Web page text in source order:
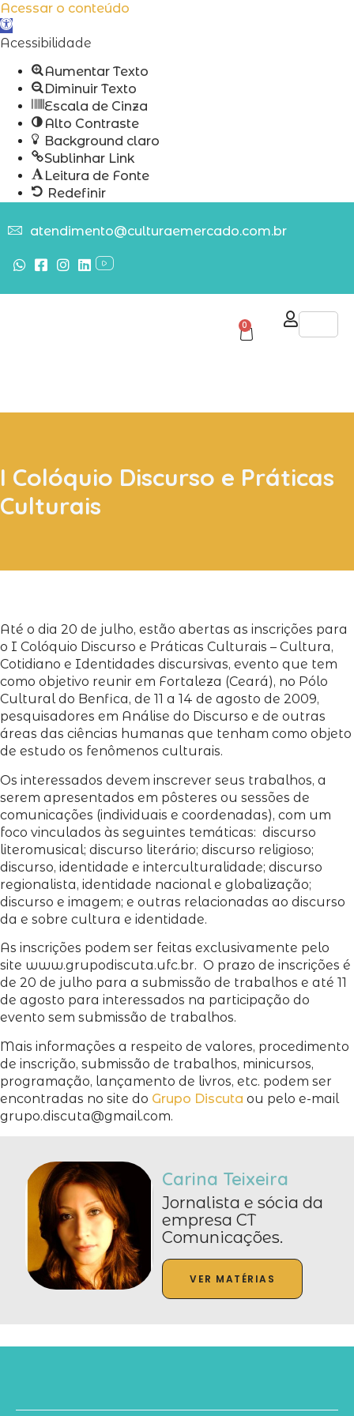
Acessar o conteúdo
Abrir
a
ferramentas
Acessibilidade
Aumentar Texto
Diminuir Texto
Escala de Cinza
Alto Contraste
Background claro
Sublinhar Link
Leitura de Fonte
Redefinir
atendimento@culturaemercado.com.br
0
I Colóquio Discurso e Práticas
Culturais
Até o dia 20 de julho, estão abertas as inscrições para
o I Colóquio Discurso e Práticas Culturais – Cultura,
Cotidiano e Identidades discursivas, evento que tem
como objetivo reunir em Fortaleza (Ceará), no Pólo
Cultural do Benfica, de 11 a 14 de agosto de 2009,
pesquisadores em Análise do Discurso e de outras
áreas das ciências humanas que tenham como objeto
de estudo os fenômenos culturais.
Os interessados devem inscrever seus trabalhos, a
serem apresentados em pôsteres ou sessões de
comunicações (individuais e coordenadas), com um
foco vinculados às seguintes temáticas: discurso
literomusical; discurso literário; discurso religioso;
discurso, identidade e interculturalidade; discurso
regionalista, identidade nacional e globalização;
discurso e imagem; e outras relacionadas ao discurso
da e sobre cultura e identidade.
As inscrições podem ser feitas exclusivamente pelo
site www.grupodiscuta.ufc.br. O prazo de inscrições é
de 20 de julho para a submissão de trabalhos e até 11
de agosto para interessados na participação do
evento sem submissão de trabalhos.
Mais informações a respeito de valores, procedimento
de inscrição, submissão de trabalhos, minicursos,
programação, lançamento de livros, etc. podem ser
encontradas no site do Grupo Discuta ou pelo e-mail
grupo.discuta@gmail.com.
Carina Teixeira
Jornalista e sócia da
empresa CT
Comunicações.
VER MATÉRIAS